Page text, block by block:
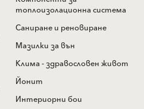
топлоизолационна система
Саниране и реновиране
Мазилки за вън
Клима - здравословен живот
Йонит
Интериорни бои